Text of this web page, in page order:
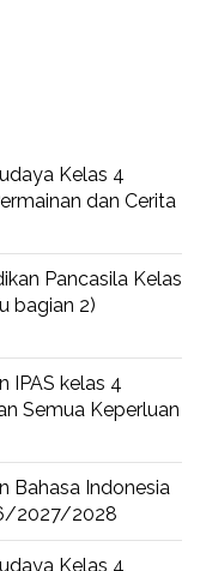
Kelas 4
dan Cerita
Pancasila Kelas
bagian 2)
IPAS kelas 4
Semua Keperluan
Bahasa Indonesia
2027/2028
Kelas 4